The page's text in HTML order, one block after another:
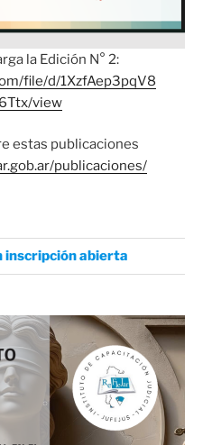
la Edición N° 2:
file/d/1XzfAep3pqV8
view
estas publicaciones
publicaciones/
inscripción abierta